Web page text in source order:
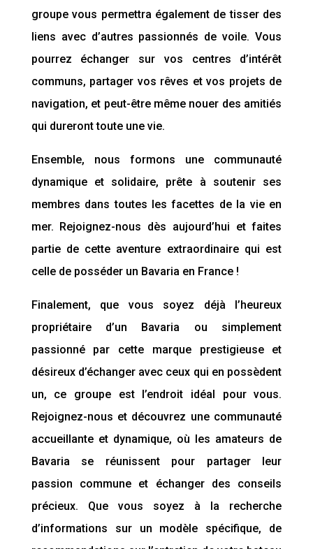
groupe vous permettra également de tisser des
liens avec d’autres passionnés de voile. Vous
pourrez échanger sur vos centres d’intérêt
communs, partager vos rêves et vos projets de
navigation, et peut-être même nouer des amitiés
qui dureront toute une vie.
Ensemble, nous formons une communauté
dynamique et solidaire, prête à soutenir ses
membres dans toutes les facettes de la vie en
mer. Rejoignez-nous dès aujourd’hui et faites
partie de cette aventure extraordinaire qui est
celle de posséder un Bavaria en France !
Finalement, que vous soyez déjà l’heureux
propriétaire d’un Bavaria ou simplement
passionné par cette marque prestigieuse et
désireux d’échanger avec ceux qui en possèdent
un, ce groupe est l’endroit idéal pour vous.
Rejoignez-nous et découvrez une communauté
accueillante et dynamique, où les amateurs de
Bavaria se réunissent pour partager leur
passion commune et échanger des conseils
précieux. Que vous soyez à la recherche
d’informations sur un modèle spécifique, de